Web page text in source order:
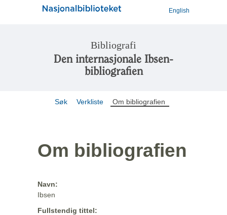
English
Bibliografi
Den internasjonale Ibsen-
bibliografien
Søk Verkliste Om bibliografien
Om bibliografien
Navn:
Ibsen
Fullstendig tittel: